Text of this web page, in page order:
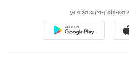
মোবাইল অ্যাপস